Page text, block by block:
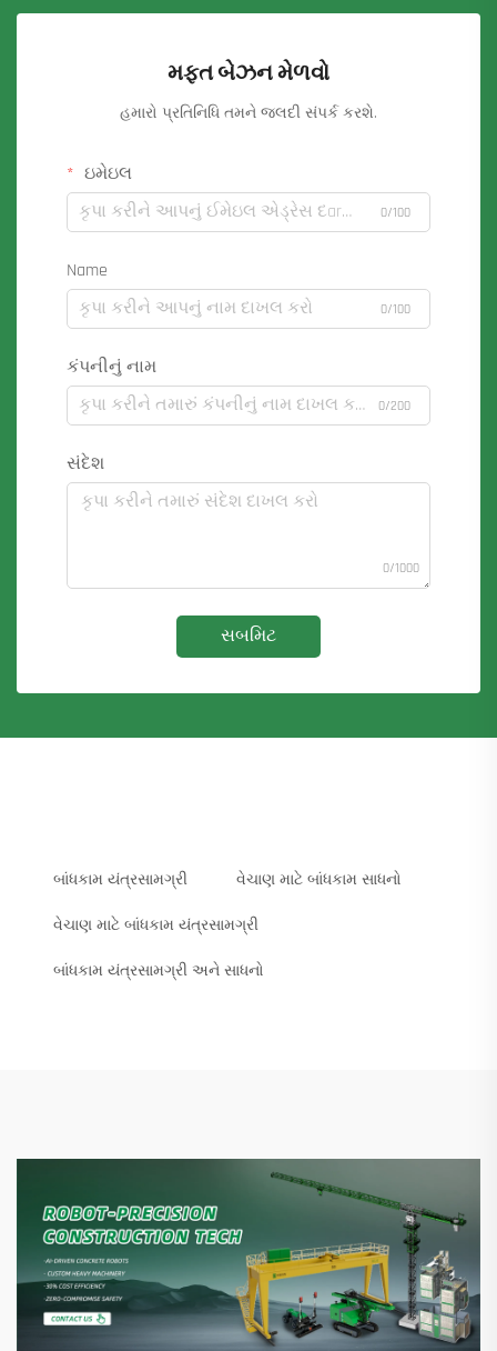
મફત બેઝન મેળવો
હમારો પ્રતિનિધિ તમને જલદી સંપર્ક કરશે.
ઇમેઇલ
0/100
Name
0/100
કંપનીનું નામ
0/200
સંદેશ
0/1000
સબમિટ
બાંધકામ યંત્રસામગ્રી વેચાણ માટે બાંધકામ સાધનો
વેચાણ માટે બાંધકામ યંત્રસામગ્રી
બાંધકામ યંત્રસામગ્રી અને સાધનો